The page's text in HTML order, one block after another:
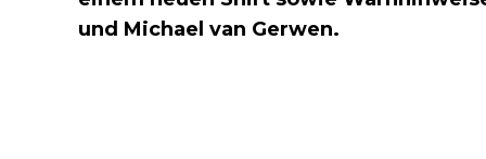
und Michael van Gerwen.